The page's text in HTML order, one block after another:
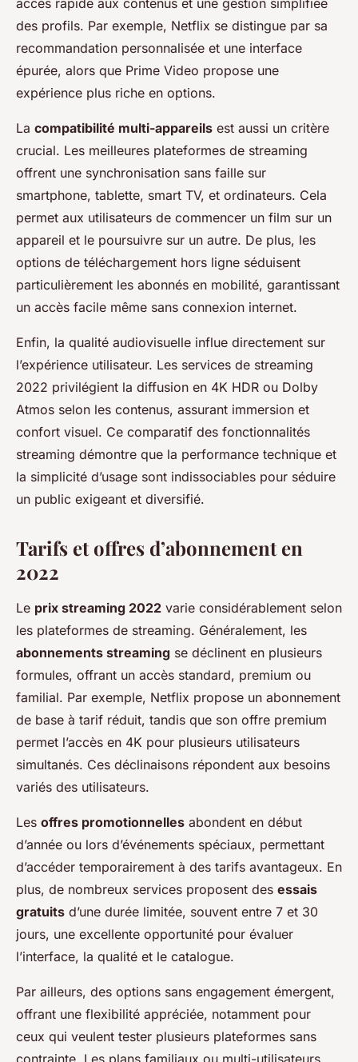
accès rapide aux contenus et une gestion simplifiée
des profils. Par exemple, Netflix se distingue par sa
recommandation personnalisée et une interface
épurée, alors que Prime Video propose une
expérience plus riche en options.
La compatibilité multi-appareils est aussi un critère
crucial. Les meilleures plateformes de streaming
offrent une synchronisation sans faille sur
smartphone, tablette, smart TV, et ordinateurs. Cela
permet aux utilisateurs de commencer un film sur un
appareil et le poursuivre sur un autre. De plus, les
options de téléchargement hors ligne séduisent
particulièrement les abonnés en mobilité, garantissant
un accès facile même sans connexion internet.
Enfin, la qualité audiovisuelle influe directement sur
l’expérience utilisateur. Les services de streaming
2022 privilégient la diffusion en 4K HDR ou Dolby
Atmos selon les contenus, assurant immersion et
confort visuel. Ce comparatif des fonctionnalités
streaming démontre que la performance technique et
la simplicité d’usage sont indissociables pour séduire
un public exigeant et diversifié.
Tarifs et offres d’abonnement en
2022
Le prix streaming 2022 varie considérablement selon
les plateformes de streaming. Généralement, les
abonnements streaming se déclinent en plusieurs
formules, offrant un accès standard, premium ou
familial. Par exemple, Netflix propose un abonnement
de base à tarif réduit, tandis que son offre premium
permet l’accès en 4K pour plusieurs utilisateurs
simultanés. Ces déclinaisons répondent aux besoins
variés des utilisateurs.
Les offres promotionnelles abondent en début
d’année ou lors d’événements spéciaux, permettant
d’accéder temporairement à des tarifs avantageux. En
plus, de nombreux services proposent des essais
gratuits d’une durée limitée, souvent entre 7 et 30
jours, une excellente opportunité pour évaluer
l’interface, la qualité et le catalogue.
Par ailleurs, des options sans engagement émergent,
offrant une flexibilité appréciée, notamment pour
ceux qui veulent tester plusieurs plateformes sans